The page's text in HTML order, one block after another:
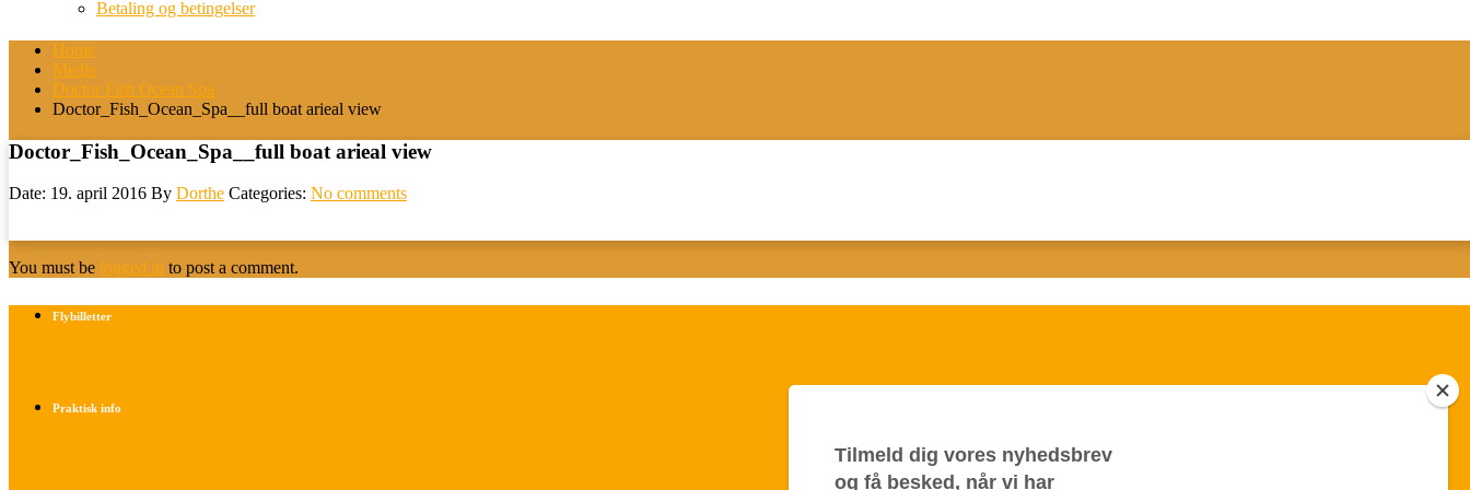
Betaling og betingelser
Home
Medie
Doctor Fish Ocean Spa
Doctor_Fish_Ocean_Spa__full boat arieal view
Doctor_Fish_Ocean_Spa__full boat arieal view
Date: 19. april 2016 By Dorthe Categories: No comments
You must be logged in to post a comment.
Flybilletter
Praktisk info